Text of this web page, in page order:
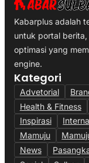
Kabarplus adalah
untuk portal
optimasi yang
engine.
Kategori
Advetorial
Health & Fitness
Inspirasi
Mamuju
News